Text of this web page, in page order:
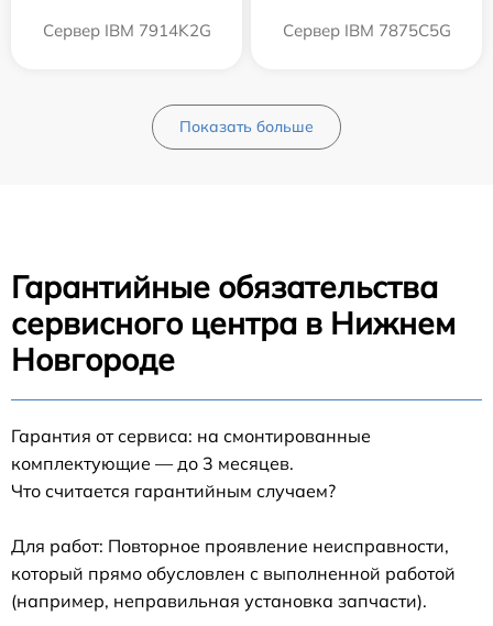
Сервер IBM 7914K2G Сервер IBM 7875C5G
Показать больше
Гарантийные обязательства
сервисного центра в Нижнем
Новгороде
Гарантия от сервиса: на смонтированные
комплектующие — до 3 месяцев.
Что считается гарантийным случаем?
Для работ: Повторное проявление неисправности,
который прямо обусловлен с выполненной работой
(например, неправильная установка запчасти).